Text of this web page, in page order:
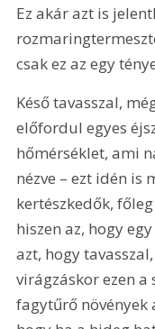
Ez akár azt is
csak ez az egy
Késő tavasszal,
előfordul egyes
hőmérséklet, ami
nézve – ezt idén is
kertészkedők,
hiszen az, hogy
azt, hogy
virágzáskor ezen a
fagytűrő